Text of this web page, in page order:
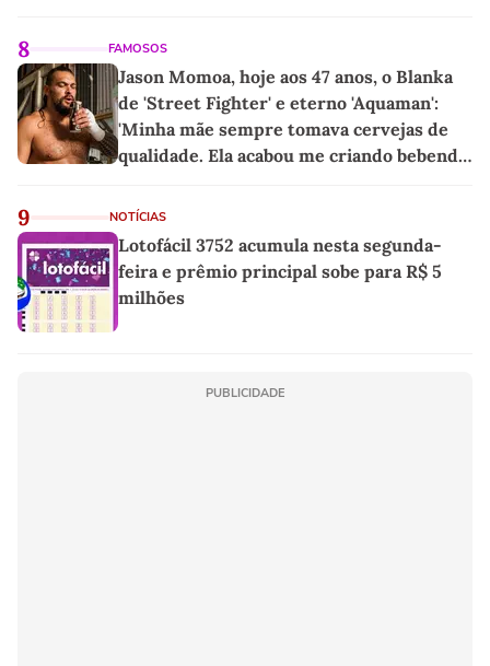
8 FAMOSOS
Jason Momoa, hoje aos 47 anos, o Blanka
de 'Street Fighter' e eterno 'Aquaman':
'Minha mãe sempre tomava cervejas de
qualidade. Ela acabou me criando bebendo
9 NOTÍCIAS
Lotofácil 3752 acumula nesta segunda-
feira e prêmio principal sobe para R$ 5
milhões
PUBLICIDADE